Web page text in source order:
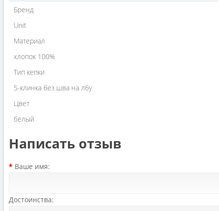
Бренд
Unit
Материал
хлопок 100%
Тип кепки
5-клинка без шва на лбу
Цвет
белый
Написать отзыв
Ваше имя:
Достоинства: